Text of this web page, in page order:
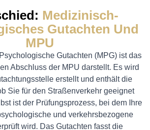
Medizinisch-
Gutachten Und
MPU
Gutachten (MPG) ist das
Abschluss der MPU darstellt. Es wird
erstellt und enthält die
Sie für den Straßenverkehr geeignet
ist der Prüfungsprozess, bei dem Ihre
und verkehrsbezogene
wird. Das Gutachten fasst die